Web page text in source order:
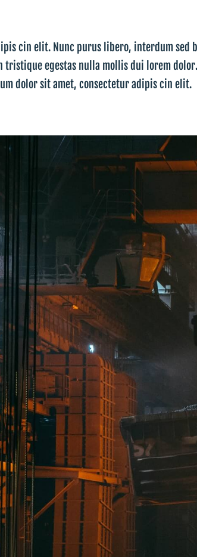
cin elit. Nunc purus libero, interdum sed
egestas nulla mollis dui lorem
dolor sit amet, consectetur adipis cin elit.